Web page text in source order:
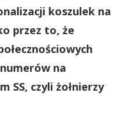
koszulek na
przez to, że
na
SS, czyli żołnierzy